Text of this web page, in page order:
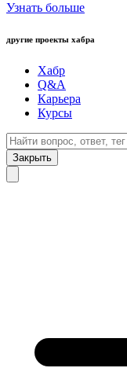
Узнать больше
другие проекты хабра
Хабр
Q&A
Карьера
Курсы
Закрыть